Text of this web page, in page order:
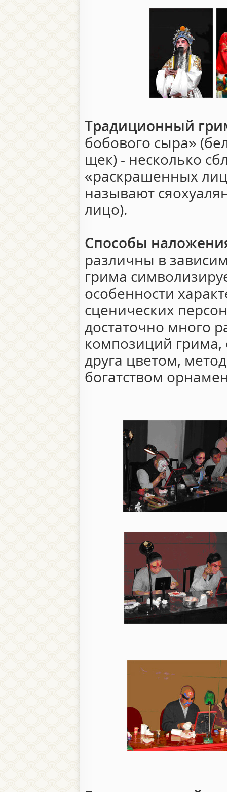
Традиционный
бобового сыра»
щек) - несколько
«раскрашенных
называют
лицо).
Способы
различны в
грима
особенности
сценических
достаточно много
композиций грима,
друга цветом,
богатством